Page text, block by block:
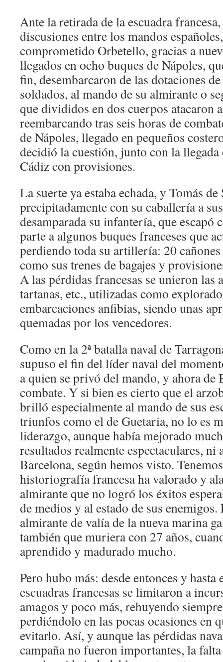
Ante la retirada de la escuadra
discusiones entre los mandos
comprometido Orbetello, gracias a
llegados en ocho buques de Nápoles,
fin, desembarcaron de las dotaciones
soldados, al mando de su almirante o
que divididos en dos cuerpos atacaron
reembarcando tras seis horas de
de Nápoles, llegado en pequeños
decidió la cuestión, junto con la llegada
Cádiz con provisiones.
La suerte ya estaba echada, y Tomás
precipitadamente con su caballería a
desamparada su infantería, que escapó
parte a algunos buques franceses que
perdiendo toda su artillería: 20
como sus trenes de bagajes y
A las pérdidas francesas se unieron las
tartanas, etc., utilizadas como
embarcaciones anfibias, siendo unas
quemadas por los vencedores.
Como en la 2ª batalla naval de
supuso el fin del líder naval del
a quien se privó del mando, y ahora de
combate. Y si bien es cierto que el
brilló especialmente al mando de sus
triunfos como el de Guetaria, no lo es
liderazgo, aunque había mejorado
resultados realmente espectaculares, ni
Barcelona, según hemos visto.
historiografía francesa ha valorado y
almirante que no logró los éxitos
de medios y al estado de sus
almirante de valía de la nueva marina
también que muriera con 27 años,
aprendido y madurado mucho.
Pero hubo más: desde entonces y
escuadras francesas se limitaron a
amagos y poco más, rehuyendo
perdiéndolo en las pocas ocasiones en
evitarlo. Así, y aunque las pérdidas
campaña no fueron importantes, la